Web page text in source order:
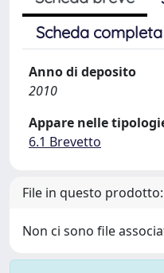
Scheda
Anno di deposito
2010
Appare nelle
6.1 Brevetto
File in questo prodotto:
Non ci sono file